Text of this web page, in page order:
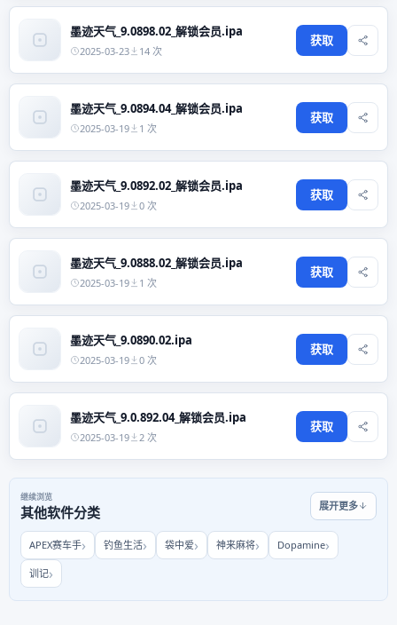
墨迹天气_9.0898.02_解锁会员.ipa
2025-03-23 14 次
获取
墨迹天气_9.0894.04_解锁会员.ipa
2025-03-19 1 次
获取
墨迹天气_9.0892.02_解锁会员.ipa
2025-03-19 0 次
获取
墨迹天气_9.0888.02_解锁会员.ipa
2025-03-19 1 次
获取
墨迹天气_9.0890.02.ipa
2025-03-19 0 次
获取
墨迹天气_9.0.892.04_解锁会员.ipa
2025-03-19 2 次
获取
继续浏览
其他软件分类 展开更多
APEX赛车手 钓鱼生活 袋中爱 神来麻将 Dopamine
训记